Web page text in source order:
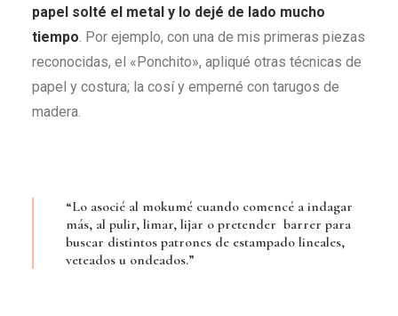
papel solté el metal y lo dejé de lado mucho
tiempo. Por ejemplo, con una de mis primeras piezas
reconocidas, el «Ponchito», apliqué otras técnicas de
papel y costura; la cosí y emperné con tarugos de
madera.
“Lo asocié al mokumé cuando comencé a indagar
más, al pulir, limar, lijar o pretender barrer para
buscar distintos patrones de estampado lineales,
veteados u ondeados.”